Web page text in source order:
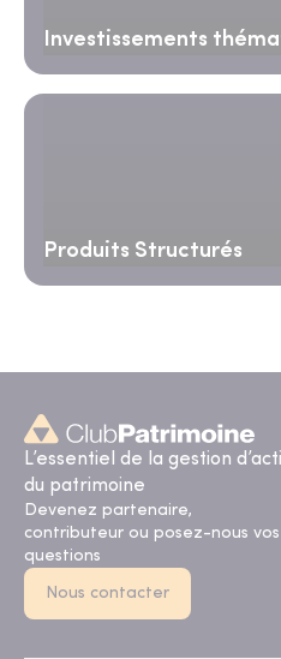
Investissements
Produits Structurés
L’essentiel de la gestion
du patrimoine
Devenez partenaire,
contributeur ou posez-nous vos
questions
Nous contacter